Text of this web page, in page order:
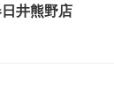
井熊野店